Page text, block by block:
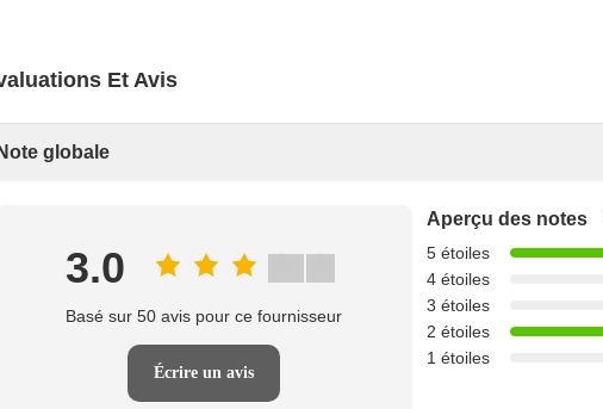
Et Avis
globale
3.0
Basé sur 50 avis pour ce fournisseur
Écrire un avis
Aperçu des notes
5 étoiles
4 étoiles
3 étoiles
2 étoiles
1 étoiles